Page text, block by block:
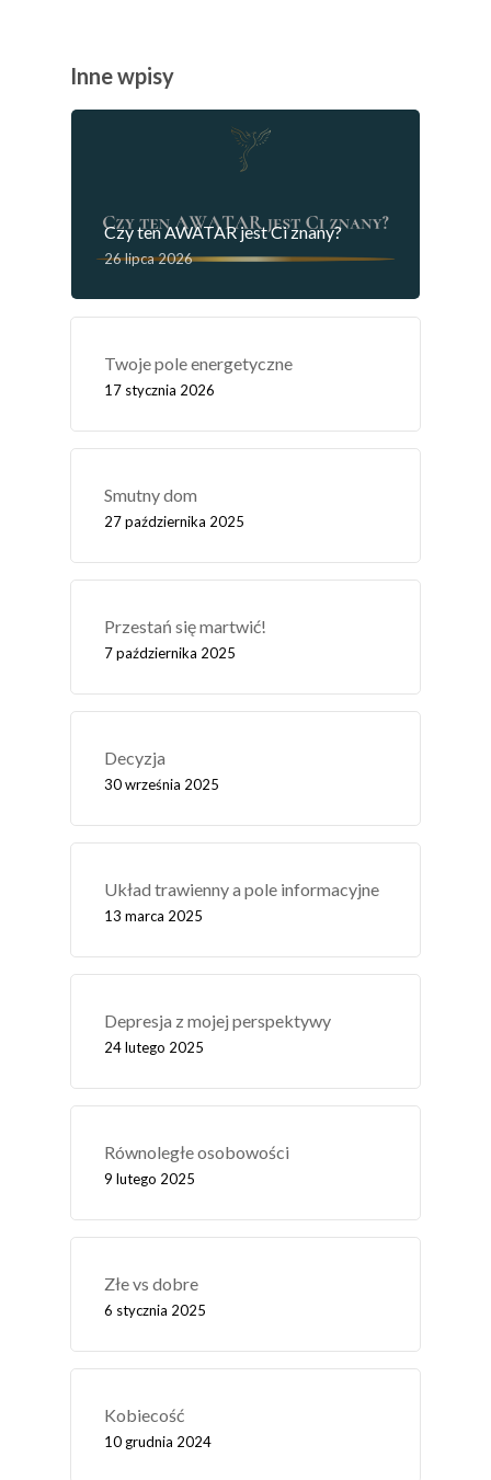
Inne wpisy
Czy ten AWATAR jest Ci znany?
26 lipca 2026
Twoje pole energetyczne
17 stycznia 2026
Smutny dom
27 października 2025
Przestań się martwić!
7 października 2025
Decyzja
30 września 2025
Układ trawienny a pole informacyjne
13 marca 2025
Depresja z mojej perspektywy
24 lutego 2025
Równoległe osobowości
9 lutego 2025
Złe vs dobre
6 stycznia 2025
Kobiecość
10 grudnia 2024